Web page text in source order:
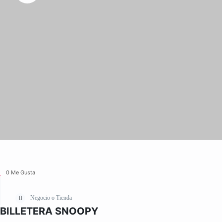
0 Me Gusta
Negocio o Tienda
BILLETERA SNOOPY